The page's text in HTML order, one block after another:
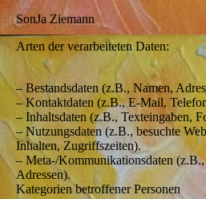
SonJa Ziemann
Arten der verarbeiteten Daten:
– Bestandsdaten (z.B., Namen,
– Kontaktdaten (z.B., E-Mail,
– Inhaltsdaten (z.B., Texteingaben,
– Nutzungsdaten (z.B., besuchte
Inhalten, Zugriffszeiten).
– Meta-/Kommunikationsdaten
Adressen).
Kategorien betroffener Personen